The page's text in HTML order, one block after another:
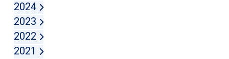
2024
2023
2022
2021